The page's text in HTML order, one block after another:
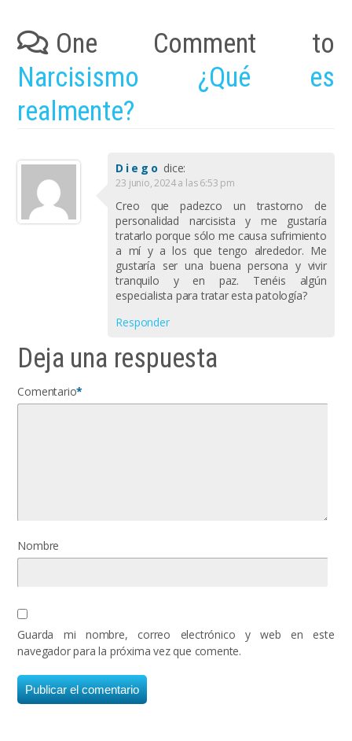
One Comment to
Narcisismo ¿Qué es
realmente?
Diego dice:
23 junio, 2024 a las 6:53 pm
Creo que padezco un trastorno de
personalidad narcisista y me gustaría
tratarlo porque sólo me causa sufrimiento
a mí y a los que tengo alrededor. Me
gustaría ser una buena persona y vivir
tranquilo y en paz. Tenéis algún
especialista para tratar esta patología?
Responder
Deja una respuesta
Comentario*
Nombre
Guarda mi nombre, correo electrónico y web en este
navegador para la próxima vez que comente.